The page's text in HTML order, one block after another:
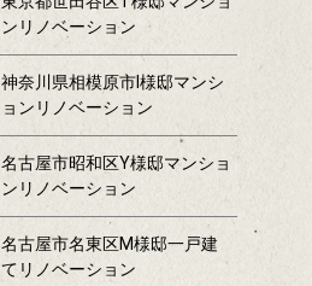
ンリノベーション
神奈川県相模原市I様邸マンシ
ョンリノベーション
名古屋市昭和区Y様邸マンショ
ンリノベーション
名古屋市名東区M様邸一戸建
てリノベーション